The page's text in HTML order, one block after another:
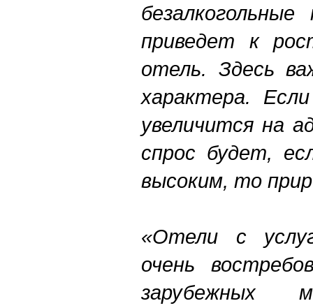
приведет к
отель. Здесь
характера.
увеличится на
спрос будет,
высоким, то
«Отели с
очень
зарубежных